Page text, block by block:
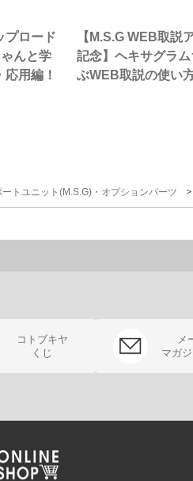
プロード
んと学
用編！
【M.S.G WEB取説
記念】ヘキサグラ
ぶWEB取説の使い
ートユニット(M.S.G)・オプションパーツ
コトブキヤ
くじ
メ
マガ